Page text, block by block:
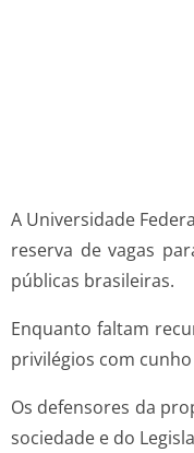
A Universidade
reserva de vagas
públicas brasileiras.
Enquanto faltam
privilégios com
Os defensores da
sociedade e do